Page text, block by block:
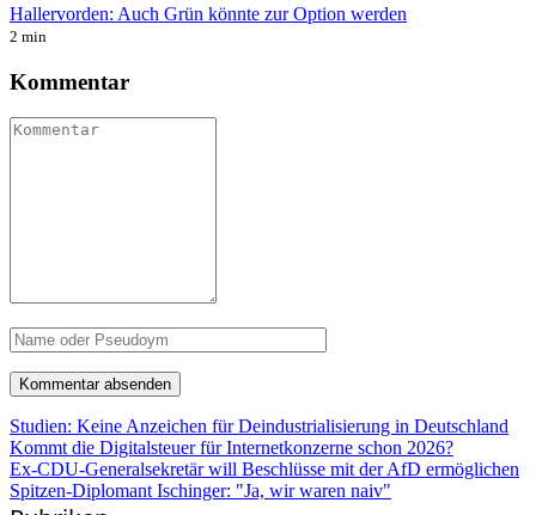
Hallervorden: Auch Grün könnte zur Option werden
2 min
Kommentar
Studien: Keine Anzeichen für Deindustrialisierung in Deutschland
Kommt die Digitalsteuer für Internetkonzerne schon 2026?
Ex-CDU-Generalsekretär will Beschlüsse mit der AfD ermöglichen
Spitzen-Diplomant Ischinger: "Ja, wir waren naiv"